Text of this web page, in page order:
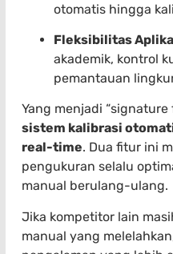
otomatis hingga
Fleksibilitas
akademik, kontrol
pemantauan
Yang menjadi
sistem kalibrasi
real-time. Dua fitur ini
pengukuran selalu
manual berulang-ulang.
Jika kompetitor lain
manual yang